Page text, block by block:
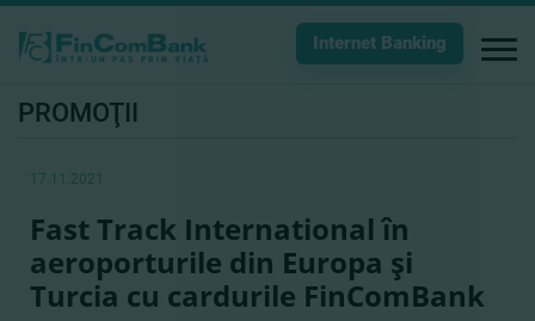
Internet Banking
PROMOŢII
17.11.2021
Fast Track International în
aeroporturile din Europa şi
Turcia cu cardurile FinComBank